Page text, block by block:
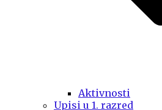
Aktivnosti
Upisi u 1. razred